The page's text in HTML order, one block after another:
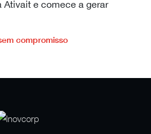
e comece a gerar
compromisso